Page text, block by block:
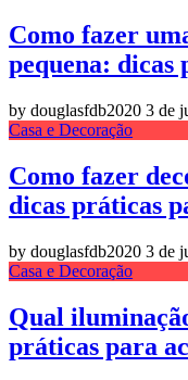
Como fazer
pequena: dicas
by douglasfdb2020 3 de
Casa e Decoração
Como fazer
dicas práticas
by douglasfdb2020 3 de
Casa e Decoração
Qual
práticas para